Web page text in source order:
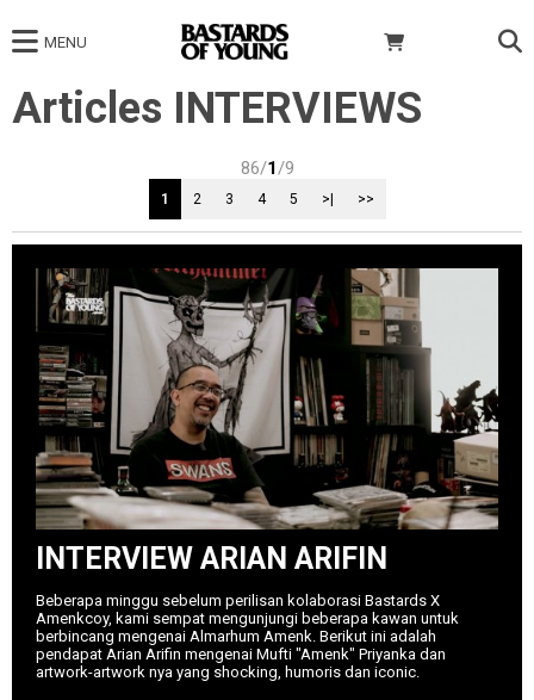
MENU
Articles INTERVIEWS
86/1/9
1 2 3 4 5 >| >>
INTERVIEW ARIAN ARIFIN
Beberapa minggu sebelum perilisan kolaborasi Bastards X
Amenkcoy, kami sempat mengunjungi beberapa kawan untuk
berbincang mengenai Almarhum Amenk. Berikut ini adalah
pendapat Arian Arifin mengenai Mufti "Amenk" Priyanka dan
artwork-artwork nya yang shocking, humoris dan iconic.